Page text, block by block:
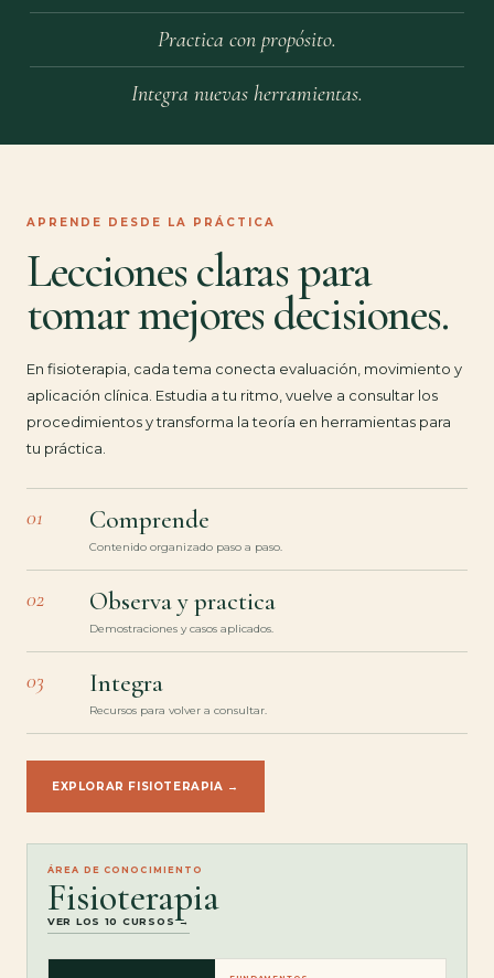
Practica con propósito.
Integra nuevas herramientas.
APRENDE DESDE LA PRÁCTICA
Lecciones claras para
tomar mejores decisiones.
En fisioterapia, cada tema conecta evaluación, movimiento y
aplicación clínica. Estudia a tu ritmo, vuelve a consultar los
procedimientos y transforma la teoría en herramientas para
tu práctica.
01 Comprende
Contenido organizado paso a paso.
02 Observa y practica
Demostraciones y casos aplicados.
03 Integra
Recursos para volver a consultar.
EXPLORAR FISIOTERAPIA →
ÁREA DE CONOCIMIENTO
Fisioterapia
VER LOS 10 CURSOS →